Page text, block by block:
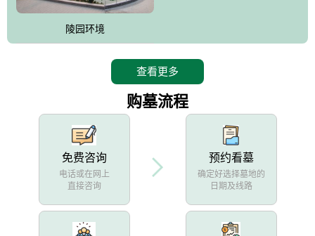
陵园环境
查看更多
购墓流程
免费咨询
电话或在网上
直接咨询
预约看墓
确定好选择墓地的
日期及线路